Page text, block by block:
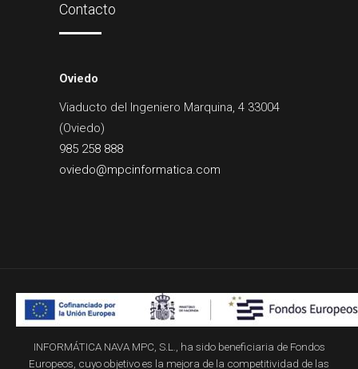
Contacto
Oviedo
Viaducto del Ingeniero Marquina, 4 33004
(Oviedo)
985 258 888
oviedo@mpcinformatica.com
INFORMÁTICA NAVA MPC, S.L., ha sido beneficiaria de Fondos
Europeos, cuyo objetivo es la mejora de la competitividad de las
¡Hola! ¿En qué puedo ayudarte?